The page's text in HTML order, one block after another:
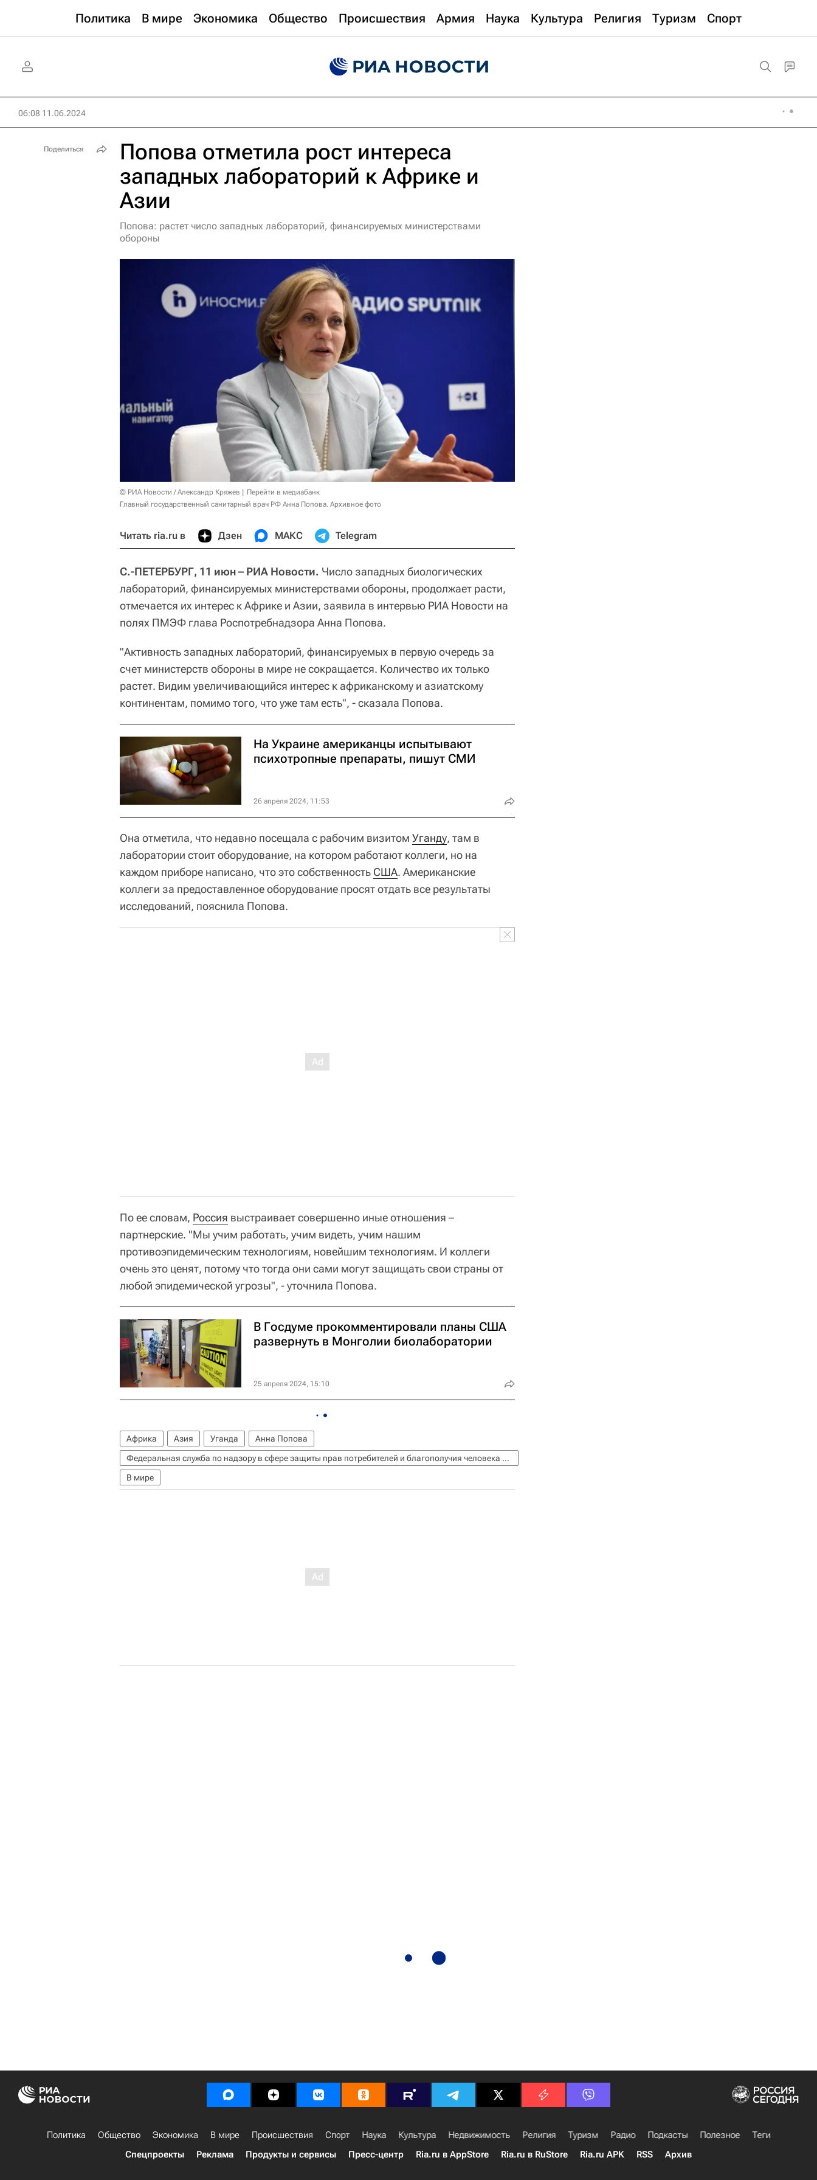
Политика В мире Экономика Общество Происшествия Армия Наука Культура Религия Туризм Спорт
06:08 11.06.2024
Попова отметила рост интереса
западных лабораторий к Африке и
Азии
Попова: растет число западных лабораторий, финансируемых министерствами
обороны
© РИА Новости / Александр Кряжев
Перейти в медиабанк
Главный государственный санитарный врач РФ Анна Попова. Архивное фото
Читать ria.ru в Дзен МАКС Telegram
С.-ПЕТЕРБУРГ, 11 июн – РИА Новости. Число западных биологических
лабораторий, финансируемых министерствами обороны, продолжает расти,
отмечается их интерес к Африке и Азии, заявила в интервью РИА Новости на
полях ПМЭФ глава Роспотребнадзора Анна Попова.
"Активность западных лабораторий, финансируемых в первую очередь за
счет министерств обороны в мире не сокращается. Количество их только
растет. Видим увеличивающийся интерес к африканскому и азиатскому
континентам, помимо того, что уже там есть", - сказала Попова.
На Украине американцы испытывают
психотропные препараты, пишут СМИ
26 апреля 2024, 11:53
Она отметила, что недавно посещала с рабочим визитом Уганду, там в
лаборатории стоит оборудование, на котором работают коллеги, но на
каждом приборе написано, что это собственность США. Американские
коллеги за предоставленное оборудование просят отдать все результаты
исследований, пояснила Попова.
По ее словам, Россия выстраивает совершенно иные отношения –
партнерские. "Мы учим работать, учим видеть, учим нашим
противоэпидемическим технологиям, новейшим технологиям. И коллеги
очень это ценят, потому что тогда они сами могут защищать свои страны от
любой эпидемической угрозы", - уточнила Попова.
В Госдуме прокомментировали планы США
развернуть в Монголии биолаборатории
25 апреля 2024, 15:10
Африка Азия Уганда
Анна Попова
Федеральная служба по надзору в сфере защиты прав потребителей и благополучия человека (Роспотребнадзор)
В мире
Поделиться
Политика Общество Экономика В мире Происшествия Спорт Наука Культура Недвижимость Религия Туризм Радио Подкасты Полезное
Теги
Спецпроекты
Реклама Продукты и сервисы Пресс-центр Ria.ru в AppStore Ria.ru в RuStore Ria.ru APK RSS Архив